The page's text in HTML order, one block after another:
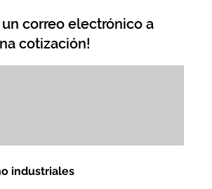
correo electrónico a
cotización!
industriales